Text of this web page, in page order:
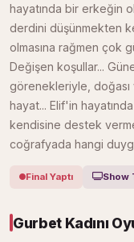
hayatında bir erkeğin
derdini düşünmekten
olmasına rağmen çok
Değişen koşullar...
görenekleriyle, doğası
hayat... Elif'in
kendisine destek
coğrafyada hangi
Final Yaptı Show
Gurbet Kadını